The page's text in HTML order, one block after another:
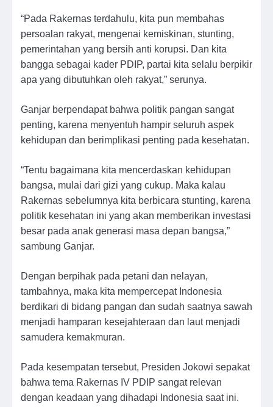
“Pada Rakernas terdahulu, kita pun membahas
persoalan rakyat, mengenai kemiskinan, stunting,
pemerintahan yang bersih anti korupsi. Dan kita
bangga sebagai kader PDIP, partai kita selalu berpikir
apa yang dibutuhkan oleh rakyat,” serunya.
Ganjar berpendapat bahwa politik pangan sangat
penting, karena menyentuh hampir seluruh aspek
kehidupan dan berimplikasi penting pada kesehatan.
“Tentu bagaimana kita mencerdaskan kehidupan
bangsa, mulai dari gizi yang cukup. Maka kalau
Rakernas sebelumnya kita berbicara stunting, karena
politik kesehatan ini yang akan memberikan investasi
besar pada anak generasi masa depan bangsa,”
sambung Ganjar.
Dengan berpihak pada petani dan nelayan,
tambahnya, maka kita mempercepat Indonesia
berdikari di bidang pangan dan sudah saatnya sawah
menjadi hamparan kesejahteraan dan laut menjadi
samudera kemakmuran.
Pada kesempatan tersebut, Presiden Jokowi sepakat
bahwa tema Rakernas IV PDIP sangat relevan
dengan keadaan yang dihadapi Indonesia saat ini.